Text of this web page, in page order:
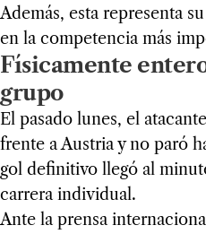
Además, esta representa
en la competencia más
Físicamente
grupo
El pasado lunes, el
frente a Austria y no paró
gol definitivo llegó al
carrera individual.
Ante la prensa